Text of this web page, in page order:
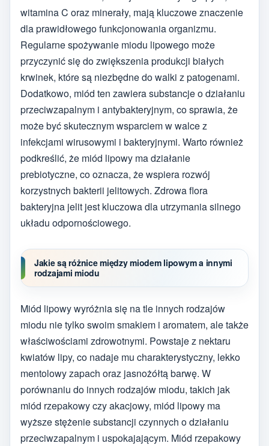
witamina C oraz minerały, mają kluczowe znaczenie
dla prawidłowego funkcjonowania organizmu.
Regularne spożywanie miodu lipowego może
przyczynić się do zwiększenia produkcji białych
krwinek, które są niezbędne do walki z patogenami.
Dodatkowo, miód ten zawiera substancje o działaniu
przeciwzapalnym i antybakteryjnym, co sprawia, że
może być skutecznym wsparciem w walce z
infekcjami wirusowymi i bakteryjnymi. Warto również
podkreślić, że miód lipowy ma działanie
prebiotyczne, co oznacza, że wspiera rozwój
korzystnych bakterii jelitowych. Zdrowa flora
bakteryjna jelit jest kluczowa dla utrzymania silnego
układu odpornościowego.
Jakie są różnice między miodem lipowym a innymi
rodzajami miodu
Miód lipowy wyróżnia się na tle innych rodzajów
miodu nie tylko swoim smakiem i aromatem, ale także
właściwościami zdrowotnymi. Powstaje z nektaru
kwiatów lipy, co nadaje mu charakterystyczny, lekko
mentolowy zapach oraz jasnożółtą barwę. W
porównaniu do innych rodzajów miodu, takich jak
miód rzepakowy czy akacjowy, miód lipowy ma
wyższe stężenie substancji czynnych o działaniu
przeciwzapalnym i uspokajającym. Miód rzepakowy